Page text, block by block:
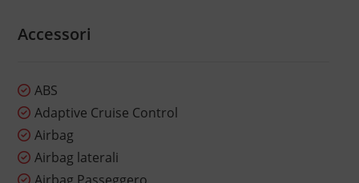
Accessori
ABS
Adaptive Cruise Control
Airbag
Airbag laterali